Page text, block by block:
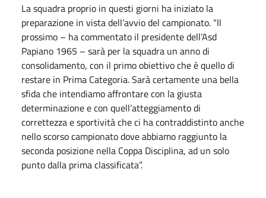
La squadra proprio in questi giorni ha iniziato la
preparazione in vista dell’avvio del campionato. “Il
prossimo – ha commentato il presidente dell’Asd
Papiano 1965 – sarà per la squadra un anno di
consolidamento, con il primo obiettivo che è quello di
restare in Prima Categoria. Sarà certamente una bella
sfida che intendiamo affrontare con la giusta
determinazione e con quell’atteggiamento di
correttezza e sportività che ci ha contraddistinto anche
nello scorso campionato dove abbiamo raggiunto la
seconda posizione nella Coppa Disciplina, ad un solo
punto dalla prima classificata”.